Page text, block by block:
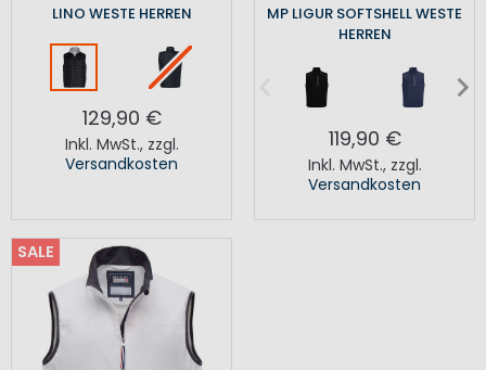
LINO WESTE HERREN
129,90 €
Inkl. MwSt., zzgl.
Versandkosten
MP LIGUR SOFTSHELL WESTE
HERREN
119,90 €
Inkl. MwSt., zzgl.
Versandkosten
SALE